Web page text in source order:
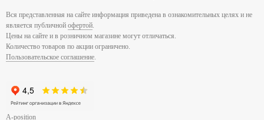
Вся представленная на сайте информация приведена в ознакомительных целях и не
является публичной офертой.
Цены на сайте и в розничном магазине могут отличаться.
Количество товаров по акции ограничено.
Пользовательское соглашение.
A-position